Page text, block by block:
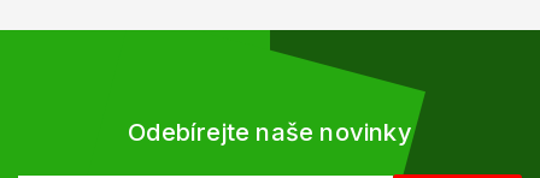
Odebírejte naše novinky